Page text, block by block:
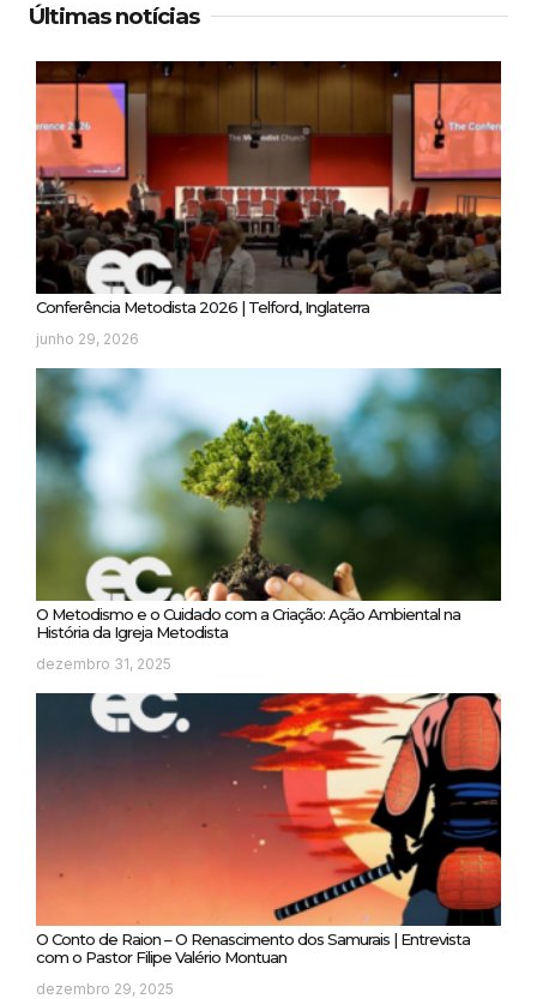
Últimas notícias
Conferência Metodista 2026 | Telford, Inglaterra
junho 29, 2026
O Metodismo e o Cuidado com a Criação: Ação Ambiental na
História da Igreja Metodista
dezembro 31, 2025
O Conto de Raion – O Renascimento dos Samurais | Entrevista
com o Pastor Filipe Valério Montuan
dezembro 29, 2025